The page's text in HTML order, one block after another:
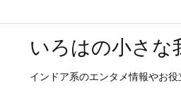
いろはの小さな
インドア系のエンタメ情報やお